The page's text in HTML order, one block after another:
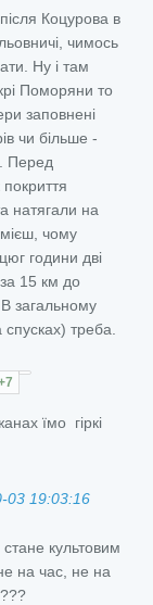
Коцурова в
чимось
Ну і там
Поморяни то
заповнені
чи більше -
Перед
натягали на
чому
години дві
за 15 км до
загальному
треба.
їмо гіркі
03 19:03:16
культовим
на час, не на